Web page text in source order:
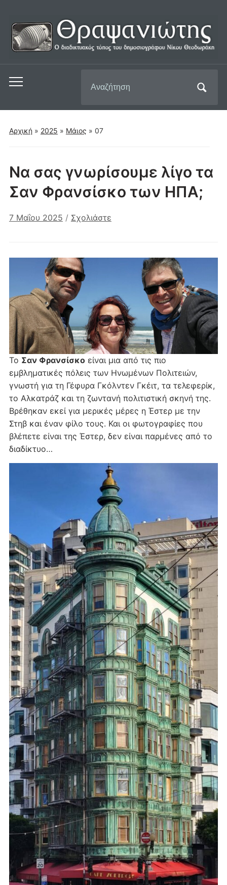
Εναλλαγή
μενού
για
για:
Αρχική » 2025 » Μάιος » 07
Να σας γνωρίσουμε λίγο τα
Σαν Φρανσίσκο των ΗΠΑ;
7 Μαΐου 2025 / Σχολιάστε
Το Σαν Φρανσίσκοείναι μια από τις πιο
εμβληματικές πόλεις των Ηνωμένων Πολιτειών,
γνωστή για τη Γέφυρα Γκόλντεν Γκέιτ, τα τελεφερίκ,
το Αλκατράζ και τη ζωντανή πολιτιστική σκηνή της.
Βρέθηκαν εκεί για μερικές μέρες η Έστερ με την
Στηβ και έναν φίλο τους. Και οι φωτογραφίες που
βλέπετε είναι της Έστερ, δεν είναι παρμένες από το
διαδίκτυο…